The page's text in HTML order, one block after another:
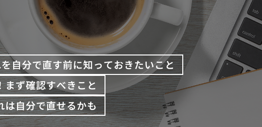
自分で直す前に知っておきたいこと
ず確認すべきこと
は自分で直せるかも